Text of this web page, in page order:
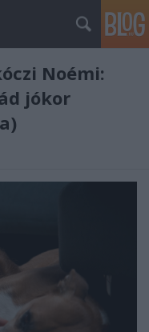
Noémi:
jókor